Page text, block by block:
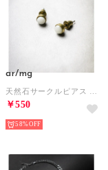
ar/mg
￥550
58%